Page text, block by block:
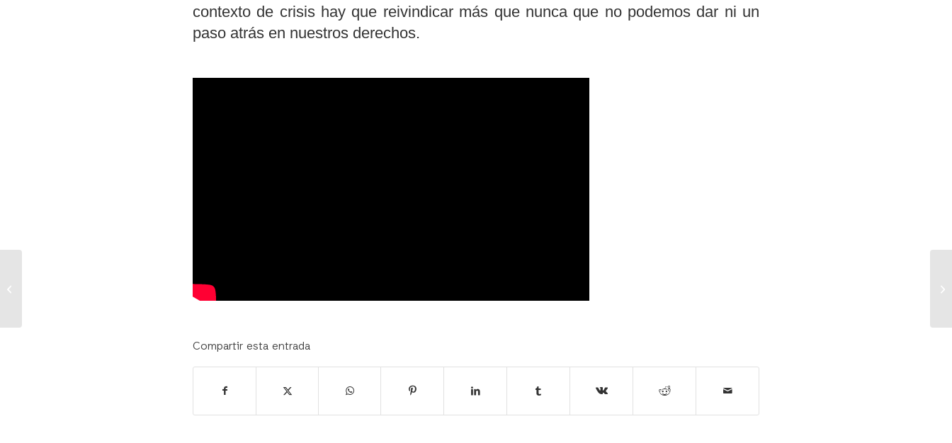
contexto de crisis hay que reivindicar más que nunca que no podemos dar ni un
paso atrás en nuestros derechos.
Compartir esta entrada